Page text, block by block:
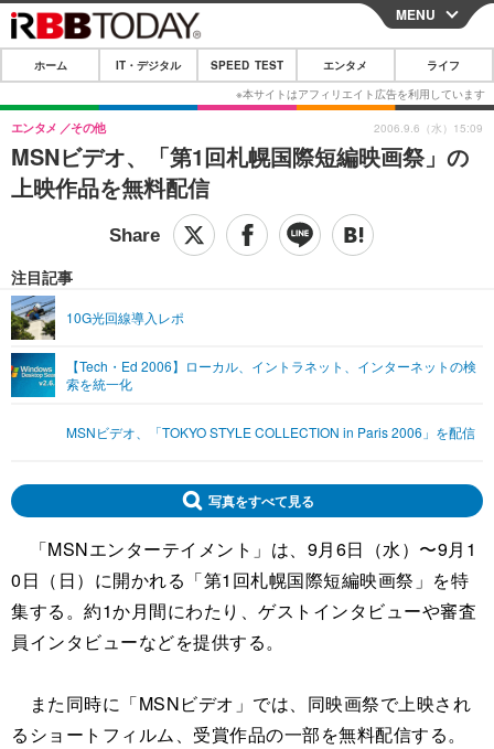
CLOSE
ホーム
IT・デジタル
IT・デジタルTOP スマートフォン
ネタ
その他
SPEED TEST
映画・ドラマ
グラビア
ショッピング その他
ライフTOP
その他
リリース一覧
プッシュ通知の停止方法
MENU
ホーム IT・デジタル SPEED TEST エンタメ ライフ
MSNビデオ、「第1回札幌国際短編映画祭」の
上映作品を無料配信
エンタメ その他
注目記事
10G光回線導入レポ
【Tech・Ed 2006】ローカル、イントラネット、インターネットの検
索を統一化
MSNビデオ、「TOKYO STYLE COLLECTION in Paris 2006」を配信
2006.9.6（水）15:09
写真をすべて見る
「MSNエンターテイメント」は、9月6日（水）〜9月1
0日（日）に開かれる「第1回札幌国際短編映画祭」を特
集する。約1か月間にわたり、ゲストインタビューや審査
員インタビューなどを提供する。
また同時に「MSNビデオ」では、同映画祭で上映され
るショートフィルム、受賞作品の一部を無料配信する。